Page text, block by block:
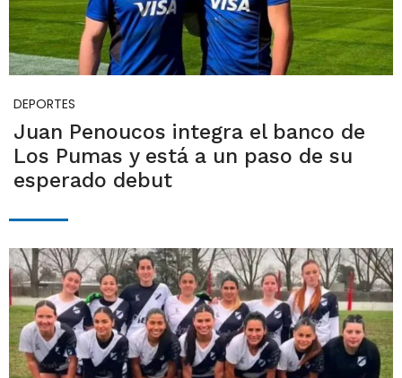
DEPORTES
Juan Penoucos integra el banco de
Los Pumas y está a un paso de su
esperado debut